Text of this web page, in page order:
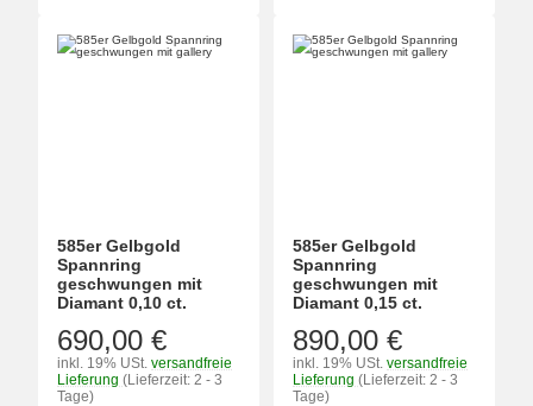
585er Gelbgold
Spannring
geschwungen mit
Diamant 0,10 ct.
690,00 €
inkl. 19% USt. versandfreie
Lieferung (Lieferzeit: 2 - 3
Tage)
585er Gelbgold
Spannring
geschwungen mit
Diamant 0,15 ct.
890,00 €
inkl. 19% USt. versandfreie
Lieferung (Lieferzeit: 2 - 3
Tage)